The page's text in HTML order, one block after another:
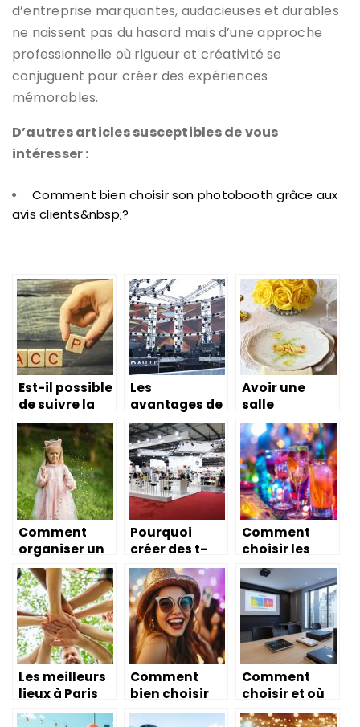
d’entreprise marquantes, audacieuses et durables
ne naissent pas du hasard mais d’une approche
professionnelle où rigueur et créativité se
conjuguent pour créer des expériences
mémorables.
D’autres articles susceptibles de vous
intéresser :
Comment bien choisir son photobooth grâce aux
avis clients&nbsp;?
Est-il possible
de suivre la
formation
HACCP en
ligne ?
Les
avantages de
la location
d’écran géant
Avoir une
salle
exceptionnell
e avec des
tables bien
décorées
pour le Nouvel
An
Comment
organiser un
anniversaire
pour votre
enfant ?
Pourquoi
créer des t-
shirts pour un
événement ?
Comment
choisir les
meilleures
boissons sans
alcool pour
vos fêtes
Les meilleurs
lieux à Paris
pour votre
Comment
bien choisir
son
Comment
choisir et où
trouver la